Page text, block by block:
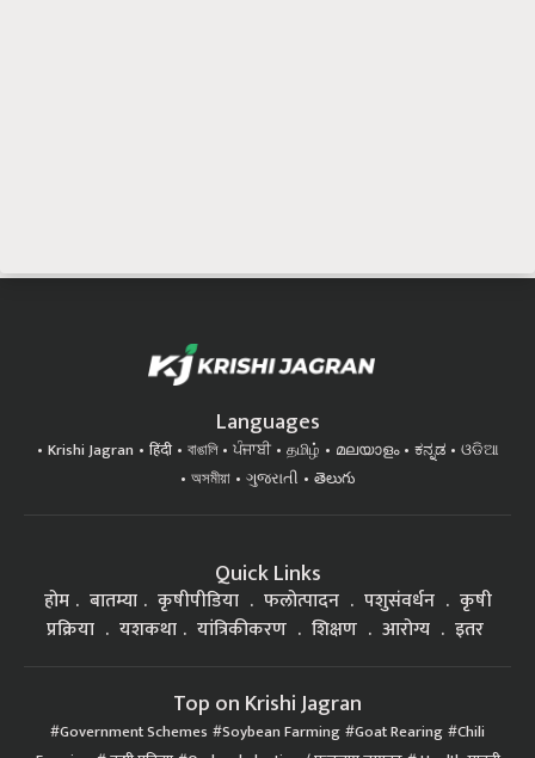
Languages
Krishi Jagran हिंदी বাঙালি ਪੰਜਾਬੀ தமிழ் മലയാളം ಕನ್ನಡ
ଓଡିଆ
অসমীয়া
ગુજરાતી తెలుగు
Quick Links
होम बातम्या कृषीपीडिया फलोत्पादन पशुसंवर्धन
कृषी
प्रक्रिया
यशकथा यांत्रिकीकरण शिक्षण आरोग्य इतर
Top on Krishi Jagran
Government Schemes Soybean Farming Goat Rearing Chili